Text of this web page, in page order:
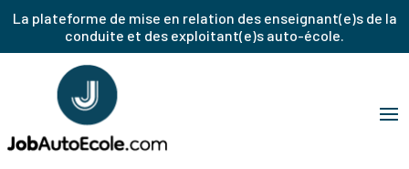
La plateforme de mise en relation des enseignant(e)s de la
conduite et des exploitant(e)s auto-école.